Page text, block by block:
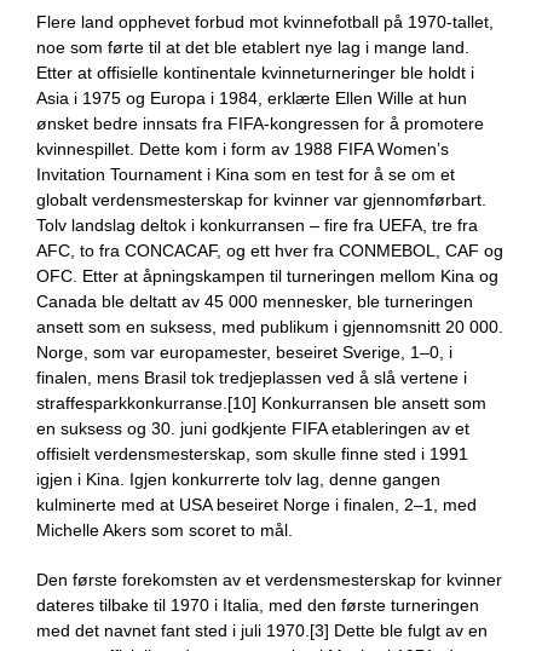
Flere land opphevet forbud mot kvinnefotball på 1970-tallet,
noe som førte til at det ble etablert nye lag i mange land.
Etter at offisielle kontinentale kvinneturneringer ble holdt i
Asia i 1975 og Europa i 1984, erklærte Ellen Wille at hun
ønsket bedre innsats fra FIFA-kongressen for å promotere
kvinnespillet. Dette kom i form av 1988 FIFA Women’s
Invitation Tournament i Kina som en test for å se om et
globalt verdensmesterskap for kvinner var gjennomførbart.
Tolv landslag deltok i konkurransen – fire fra UEFA, tre fra
AFC, to fra CONCACAF, og ett hver fra CONMEBOL, CAF og
OFC. Etter at åpningskampen til turneringen mellom Kina og
Canada ble deltatt av 45 000 mennesker, ble turneringen
ansett som en suksess, med publikum i gjennomsnitt 20 000.
Norge, som var europamester, beseiret Sverige, 1–0, i
finalen, mens Brasil tok tredjeplassen ved å slå vertene i
straffesparkkonkurranse.[10] Konkurransen ble ansett som
en suksess og 30. juni godkjente FIFA etableringen av et
offisielt verdensmesterskap, som skulle finne sted i 1991
igjen i Kina. Igjen konkurrerte tolv lag, denne gangen
kulminerte med at USA beseiret Norge i finalen, 2–1, med
Michelle Akers som scoret to mål.
Den første forekomsten av et verdensmesterskap for kvinner
dateres tilbake til 1970 i Italia, med den første turneringen
med det navnet fant sted i juli 1970.[3] Dette ble fulgt av en